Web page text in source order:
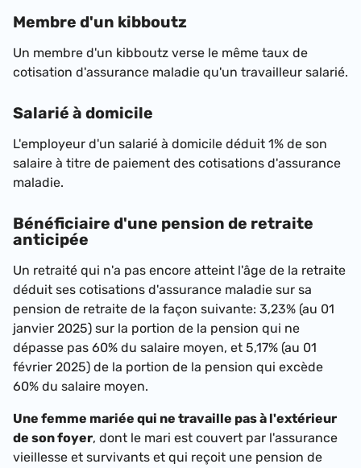
Membre d'un kibboutz
Un membre d'un kibboutz verse le même taux de
cotisation d'assurance maladie qu'un travailleur salarié.
Salarié à domicile
L'employeur d'un salarié à domicile déduit 1% de son
salaire à titre de paiement des cotisations d'assurance
maladie.
Bénéficiaire d'une pension de retraite
anticipée
Un retraité qui n'a pas encore atteint l'âge de la retraite
déduit ses cotisations d'assurance maladie sur sa
pension de retraite de la façon suivante: 3,23% (au 01
janvier 2025) sur la portion de la pension qui ne
dépasse pas 60% du salaire moyen, et 5,17% (au 01
février 2025) de la portion de la pension qui excède
60% du salaire moyen.
Une femme mariée qui ne travaille pas à l'extérieur
de son foyer, dont le mari est couvert par l'assurance
vieillesse et survivants et qui reçoit une pension de